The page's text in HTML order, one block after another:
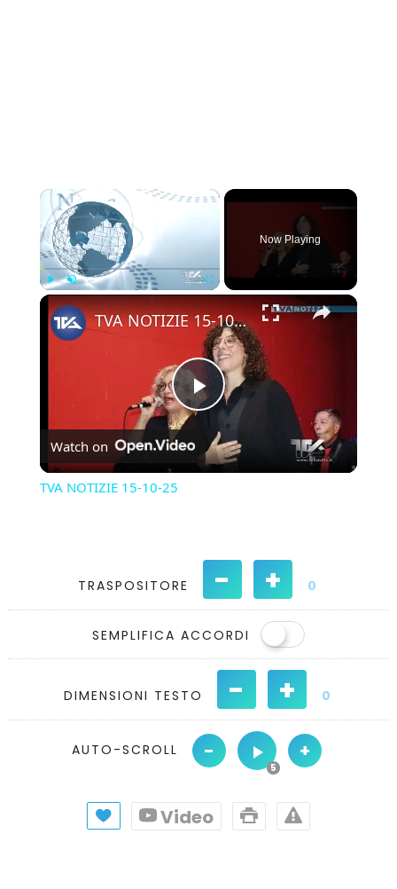
×
Play Unmute
Now Playing
×
Play
Video
TVA NOTIZIE 15-10-25
Watch on
TVA NOTIZIE 15-10-25
TRASPOSITORE - + 0
SEMPLIFICA ACCORDI
DIMENSIONI TESTO - + 0
AUTO-SCROLL - +
Video